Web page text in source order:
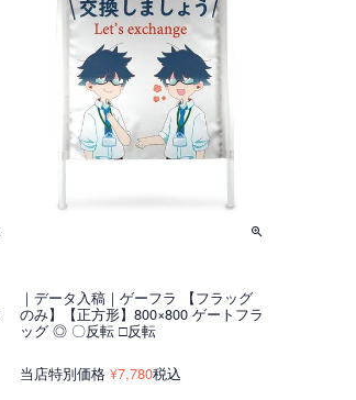
｜データ入稿｜ゲーフラ 【フラッグ
のみ】【正方形】800×800 ゲートフラ
ッグ ◎ 〇反転 □反転
当店特別価格 ¥7,780税込